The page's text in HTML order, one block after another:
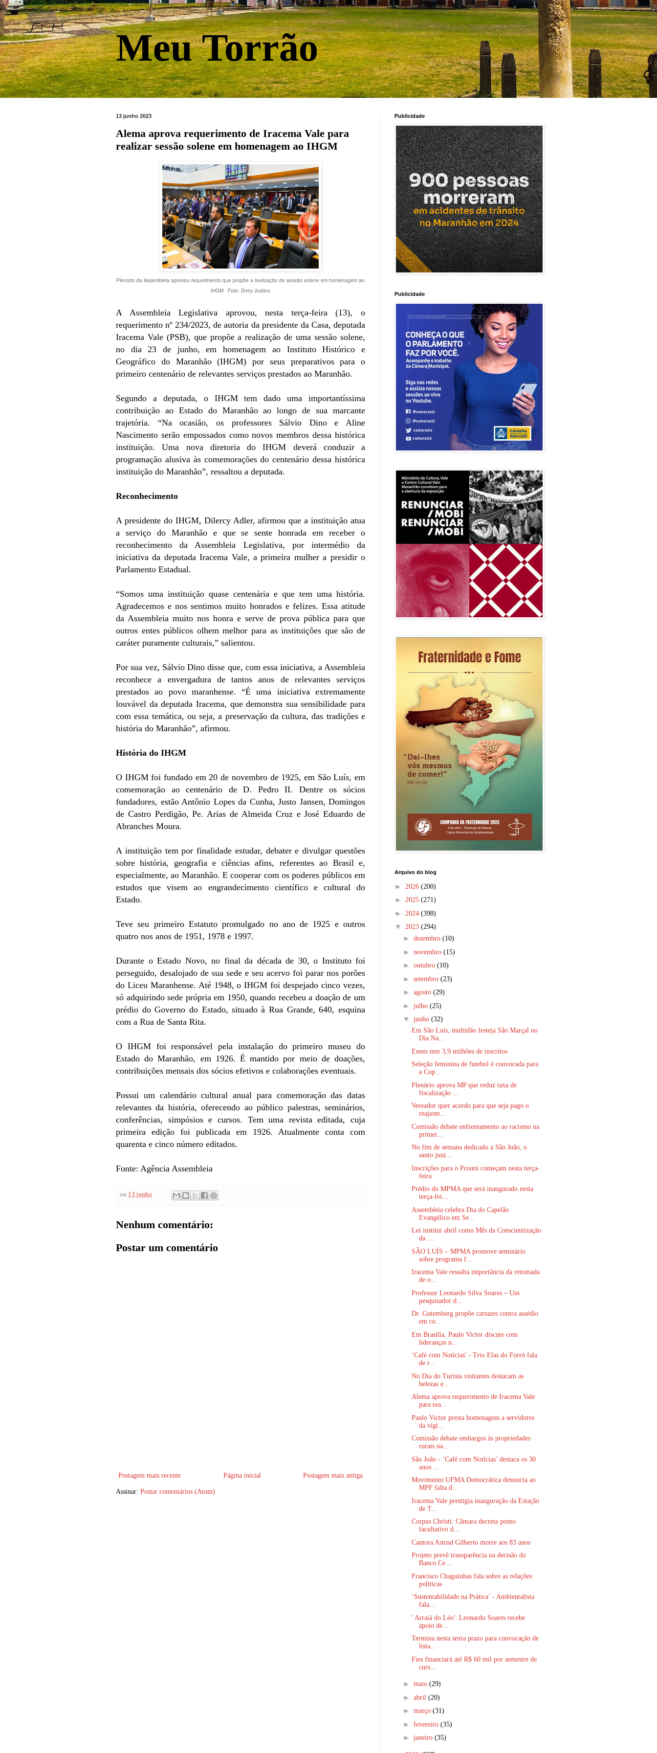
Meu Torrão
13 junho 2023
Alema aprova requerimento de Iracema Vale para
realizar sessão solene em homenagem ao IHGM
Plenário da Assembleia aprovou requerimento que propõe a realização de sessão solene em homenagem ao
IHGM Foto: Dney Justino
A Assembleia Legislativa aprovou, nesta terça-feira (13), o
requerimento nº 234/2023, de autoria da presidente da Casa, deputada
Iracema Vale (PSB), que propõe a realização de uma sessão solene,
no dia 23 de junho, em homenagem ao Instituto Histórico e
Geográfico do Maranhão (IHGM) por seus preparativos para o
primeiro centenário de relevantes serviços prestados ao Maranhão.
Segundo a deputada, o IHGM tem dado uma importantíssima
contribuição ao Estado do Maranhão ao longo de sua marcante
trajetória. “Na ocasião, os professores Sálvio Dino e Aline
Nascimento serão empossados como novos membros dessa histórica
instituição. Uma nova diretoria do IHGM deverá conduzir a
programação alusiva às comemorações do centenário dessa histórica
instituição do Maranhão”, ressaltou a deputada.
Reconhecimento
A presidente do IHGM, Dilercy Adler, afirmou que a instituição atua
a serviço do Maranhão e que se sente honrada em receber o
reconhecimento da Assembleia Legislativa, por intermédio da
iniciativa da deputada Iracema Vale, a primeira mulher a presidir o
Parlamento Estadual.
“Somos uma instituição quase centenária e que tem uma história.
Agradecemos e nos sentimos muito honrados e felizes. Essa atitude
da Assembleia muito nos honra e serve de prova pública para que
outros entes públicos olhem melhor para as instituições que são de
caráter puramente culturais,” salientou.
Por sua vez, Sálvio Dino disse que, com essa iniciativa, a Assembleia
reconhece a envergadura de tantos anos de relevantes serviços
prestados ao povo maranhense. “É uma iniciativa extremamente
louvável da deputada Iracema, que demonstra sua sensibilidade para
com essa temática, ou seja, a preservação da cultura, das tradições e
história do Maranhão”, afirmou.
História do IHGM
O IHGM foi fundado em 20 de novembro de 1925, em São Luís, em
comemoração ao centenário de D. Pedro II. Dentre os sócios
fundadores, estão Antônio Lopes da Cunha, Justo Jansen, Domingos
de Castro Perdigão, Pe. Arias de Almeida Cruz e José Eduardo de
Abranches Moura.
A instituição tem por finalidade estudar, debater e divulgar questões
sobre história, geografia e ciências afins, referentes ao Brasil e,
especialmente, ao Maranhão. E cooperar com os poderes públicos em
estudos que visem ao engrandecimento científico e cultural do
Estado.
Teve seu primeiro Estatuto promulgado no ano de 1925 e outros
quatro nos anos de 1951, 1978 e 1997.
Durante o Estado Novo, no final da década de 30, o Instituto foi
perseguido, desalojado de sua sede e seu acervo foi parar nos porões
do Liceu Maranhense. Até 1948, o IHGM foi despejado cinco vezes,
só adquirindo sede própria em 1950, quando recebeu a doação de um
prédio do Governo do Estado, situado à Rua Grande, 640, esquina
com a Rua de Santa Rita.
O IHGM foi responsável pela instalação do primeiro museu do
Estado do Maranhão, em 1926. É mantido por meio de doações,
contribuições mensais dos sócios efetivos e colaborações eventuais.
Possui um calendário cultural anual para comemoração das datas
relevantes da história, oferecendo ao público palestras, seminários,
conferências, simpósios e cursos. Tem uma revista editada, cuja
primeira edição foi publicada em 1926. Atualmente conta com
quarenta e cinco número editados.
Fonte: Agência Assembleia
on 13 junho
Nenhum comentário:
Postar um comentário
Postagem mais recente Postagem mais antiga
Página inicial
Assinar: Postar comentários (Atom)
Publicidade
Publicidade
Arquivo do blog
► 2026 (200)
► 2025 (271)
► 2024 (398)
▼ 2023 (294)
► dezembro (10)
► novembro (15)
► outubro (10)
► setembro (23)
► agosto (29)
► julho (25)
▼ junho (32)
Em São Luís, multidão festeja São Marçal no
Dia Na...
Enem tem 3,9 milhões de inscritos
Seleção feminina de futebol é convocada para
a Cop...
Plenário aprova MP que reduz taxa de
fiscalização ...
Vereador quer acordo para que seja pago o
reajuste...
Comissão debate enfrentamento ao racismo na
primei...
No fim de semana dedicado a São João, o
santo juni...
Inscrições para o Prouni começam nesta terça-
feira
Prédio do MPMA que será inaugurado nesta
terça-fei...
Assembleia celebra Dia do Capelão
Evangélico em Se...
Lei institui abril como Mês da Conscientização
da ...
SÃO LUÍS – MPMA promove seminário
sobre programa f...
Iracema Vale ressalta importância da retomada
de o...
Professor Leonardo Silva Soares – Um
pesquisador d...
Dr. Gutemberg propõe cartazes contra assédio
em co...
Em Brasília, Paulo Victor discute com
lideranças n...
‘Café com Notícias' - Trio Elas do Forró fala
de r...
No Dia do Turista visitantes destacam as
belezas e...
Alema aprova requerimento de Iracema Vale
para rea...
Paulo Victor presta homenagem a servidores
da vigi...
Comissão debate embargos às propriedades
rurais na...
São João - ‘Café com Notícias’ destaca os 30
anos ...
Movimento UFMA Democrática denuncia ao
MPF falta d...
Iracema Vale prestigia inauguração da Estação
de T...
Corpus Christi: Câmara decreta ponto
facultativo d...
Cantora Astrud Gilberto morre aos 83 anos
Projeto prevê transparência na decisão do
Banco Ce...
Francisco Chaguinhas fala sobre as relações
políticas
‘Sustentabilidade na Prática’ - Ambientalista
fala...
' Arraiá do Léo': Leonardo Soares recebe
apoio de...
Termina nesta sexta prazo para convocação de
lista...
Fies financiará até R$ 60 mil por semestre de
curs...
► maio (29)
► abril (20)
► março (31)
► fevereiro (35)
► janeiro (35)